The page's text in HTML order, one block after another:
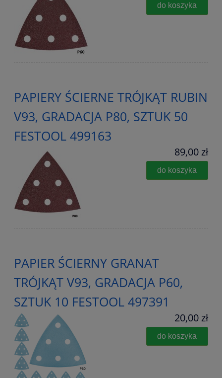
do koszyka
PAPIERY ŚCIERNE TRÓJKĄT RUBIN
V93, GRADACJA P80, SZTUK 50
FESTOOL 499163
89,00 zł
do koszyka
PAPIER ŚCIERNY GRANAT
TRÓJKĄT V93, GRADACJA P60,
SZTUK 10 FESTOOL 497391
20,00 zł
do koszyka